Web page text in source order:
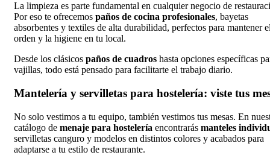
La limpieza es parte fundamental en cualquier negocio de
Por eso te ofrecemos paños de cocina profesionales, bayetas
absorbentes y textiles de alta durabilidad, perfectos para mantener
orden y la higiene en tu local.
Desde los clásicos paños de cuadros hasta opciones específicas
vajillas, todo está pensado para facilitarte el trabajo diario.
Mantelería y servilletas para hostelería: viste tus
No solo vestimos a tu equipo, también vestimos tus mesas. En
catálogo de menaje para hostelería encontrarás manteles
servilletas canguro y modelos en distintos colores y acabados para
adaptarse a tu estilo de restaurante.